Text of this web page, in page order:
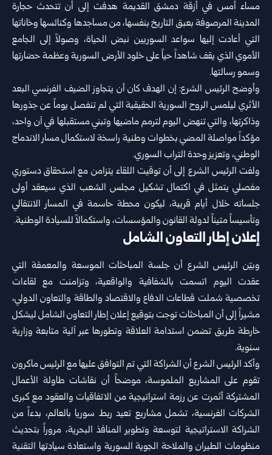
مساء أمس في أزقة دمشق القديمة هدفت إلى أن تتحدث حجارة
المدينة المرصوفة بعبق التاريخ بنفسها، من مساجدها وكنائسها وخاناتها
التي أعادت إليها سواعد السوريين نبض الحياة، وصولاً إلى الجامع
الأموي الذي يقف شاهداً حياً على خلود الأرض السورية وعظمة حضارتها
وسمو رسالتها.
وأوضح الرئيس الشرع: إن الهدف كان أن يتجاوز الضيف الفرنسي البعد
الأثري ليلمس الروح السورية الحقيقية التي لم تنفصل يوماً عن جذورها
وذاكرتها، والتي تنهض اليوم لترمم ماضيها وتبني مستقبلها في آن واحد،
مؤكداً مواصلة المضي بخطوات وطنية راسخة لاستكمال مسار الاندماج
الوطني، وتعزيز وحدة التراب السوري.
ولفت الرئيس الشرع إلى أن توقيت اللقاء يتزامن مع استحقاق دستوري
مفصلي يتمثل في اكتمال تشكيل مجلس الشعب الذي سيعقد أولى
جلساته خلال أيام قريبة، ليكون محطة حاسمة في المسار الانتقالي
وتأسيساً متيناً لدولة القانون والمؤسسات، واستكمالاً للسيادة الوطنية.
إعلان إطار التعاون الشامل
وبيّن الرئيس الشرع أن جلسة المباحثات الموسعة والمعمقة التي
عقدت اليوم اتسمت بالشفافية والواقعية، وتزامنت مع لقاءات
تخصصية شملت قطاعات الدفاع والاقتصاد والطاقة والتعاون الدولي،
مشيراً إلى أن المباحثات توجت بتوقيع إعلان إطار التعاون الشامل ليشكل
خارطة طريق تضمن استدامة العلاقة وتطورها عبر آلية متابعة وزارية
سنوية.
وأكد الرئيس الشرع أن الشراكة التي تم التوافق عليها مع الرئيس ماكرون
تقوم على المشاريع الملموسة، موضحاً أن نقاشات طاولة الأعمال
المشتركة أثمرت عن رزمة استراتيجية من الاتفاقيات والعقود مع كبرى
الشركات الفرنسية، تشمل مشاريع تعيد ربط سوريا بالعالم، بدءاً من
الشراكة الاستراتيجية لتوسعة وتطوير المنافذ البحرية، مروراً بتحديث
منظومات الطيران والملاحة الجوية السورية واستعادة سيادتها التقنية